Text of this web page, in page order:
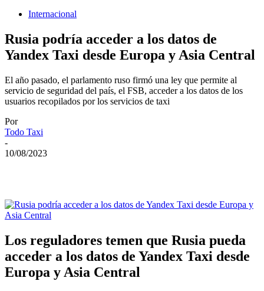
Internacional
Rusia podría acceder a los datos de
Yandex Taxi desde Europa y Asia Central
El año pasado, el parlamento ruso firmó una ley que permite al
servicio de seguridad del país, el FSB, acceder a los datos de los
usuarios recopilados por los servicios de taxi
Por
Todo Taxi
-
10/08/2023
Los reguladores temen que Rusia pueda
acceder a los datos de Yandex Taxi desde
Europa y Asia Central